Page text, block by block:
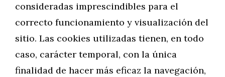
consideradas imprescindibles para el
correcto funcionamiento y visualización del
sitio. Las cookies utilizadas tienen, en todo
caso, carácter temporal, con la única
finalidad de hacer más eficaz la navegación,